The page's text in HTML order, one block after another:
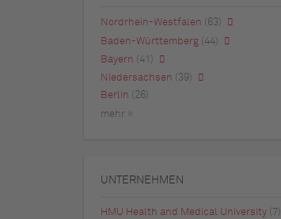
Nordrhein-Westfalen
(63)
Baden-Württemberg (44)
Bayern (41)
Niedersachsen (39)
Berlin
(26)
mehr »
UNTERNEHMEN
HMU Health and Medical University
(7)